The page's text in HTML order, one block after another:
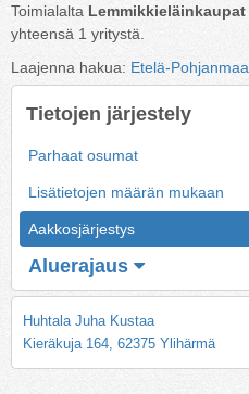
Toimialalta Lemmikkieläinkaupat
yhteensä 1 yritystä.
Laajenna hakua: Etelä-Pohjanmaa
Tietojen järjestely
Parhaat osumat
Lisätietojen määrän mukaan
Aakkosjärjestys
Aluerajaus
Huhtala Juha Kustaa
Kieräkuja 164, 62375 Ylihärmä